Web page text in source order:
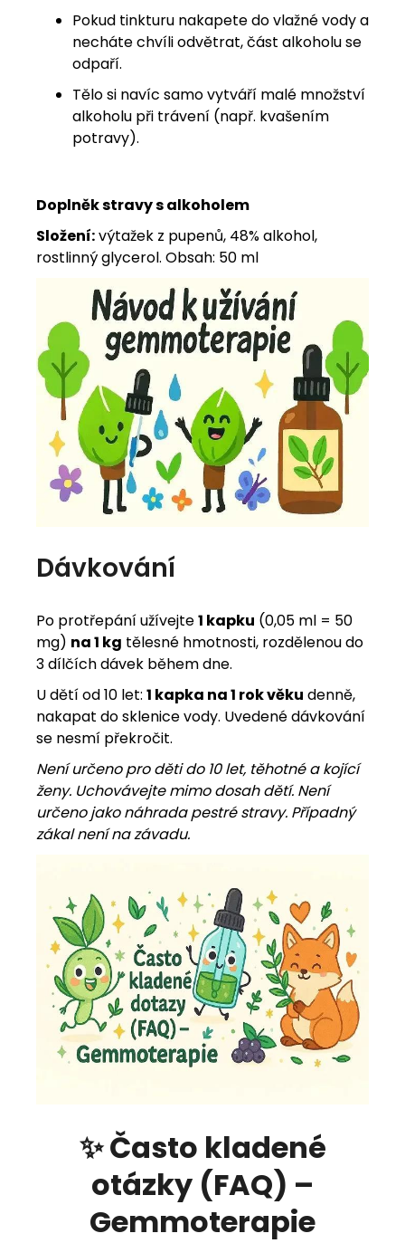
Pokud tinkturu nakapete do vlažné vody a
necháte chvíli odvětrat, část alkoholu se
odpaří.
Tělo si navíc samo vytváří malé množství
alkoholu při trávení (např. kvašením
potravy).
Doplněk stravy s alkoholem
Složení:výtažek z pupenů, 48% alkohol,
rostlinný glycerol. Obsah: 50 ml
Dávkování
Po protřepání užívejte1 kapku (0,05 ml = 50
mg) na 1 kg tělesné hmotnosti, rozdělenou do
3 dílčích dávek během dne.
U dětí od 10 let: 1 kapka na 1 rok věku denně,
nakapat do sklenice vody. Uvedené dávkování
se nesmí překročit.
Není určeno pro děti do 10 let, těhotné a kojící
ženy. Uchovávejte mimo dosah dětí. Není
určeno jako náhrada pestré stravy. Případný
zákal není na závadu.
✨ Často kladené
otázky (FAQ) –
Gemmoterapie